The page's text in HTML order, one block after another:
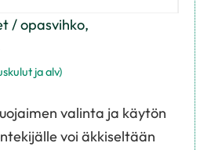
/ opasvihko,
ja alv)
valinta ja käytön
voi äkkiseltään